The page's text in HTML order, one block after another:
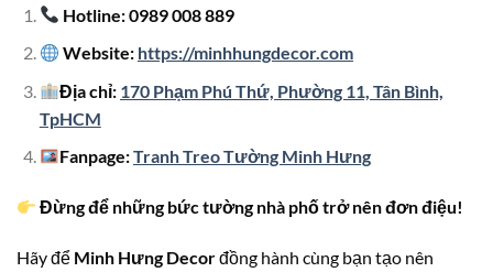
Hotline: 0989 008 889
Website: https://minhhungdecor.com
Địa chỉ: 170 Phạm Phú Thứ, Phường 11, Tân Bình,
TpHCM
Fanpage:Tranh Treo Tường Minh Hưng
Đừng để những bức tường nhà phố trở nên đơn điệu!
Hãy để Minh Hưng Decorđồng hành cùng bạn tạo nên